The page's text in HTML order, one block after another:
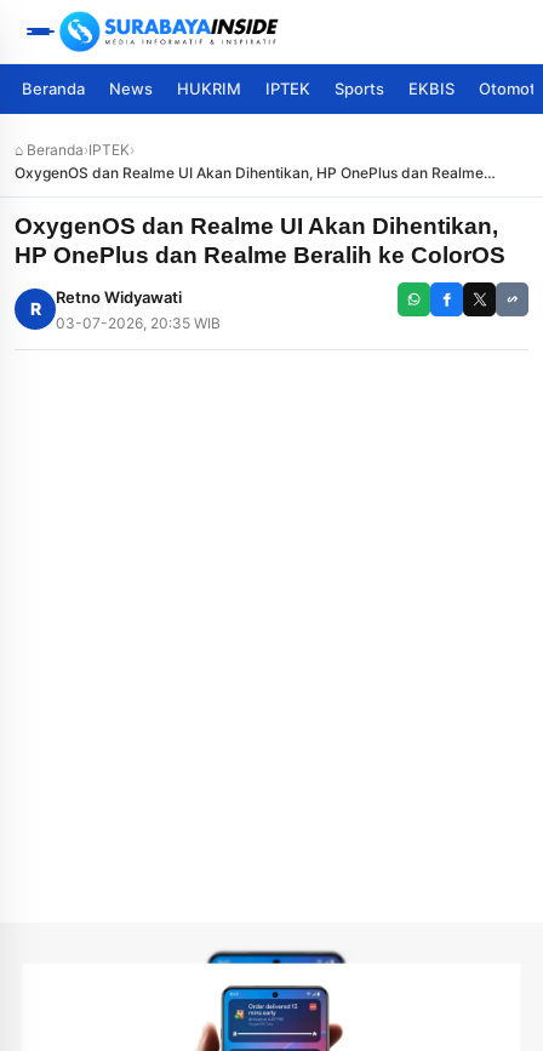
Beranda News HUKRIM IPTEK Sports EKBIS
⌂ Beranda›IPTEK›
OxygenOS dan Realme UI Akan Dihentikan, HP OnePlus dan Realme
Beralih ke ColorOS
OxygenOS dan Realme UI Akan Dihentikan,
HP OnePlus dan Realme Beralih ke ColorOS
R
Retno Widyawati
03-07-2026, 20:35 WIB